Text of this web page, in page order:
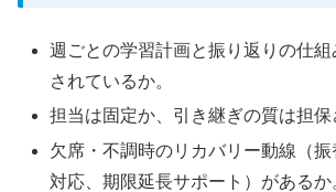
週ごとの学習計画と振り返りの仕
されているか。
担当は固定か、引き継ぎの質は担保
欠席・不調時のリカバリー動線（
対応、期限延長サポート）があるか